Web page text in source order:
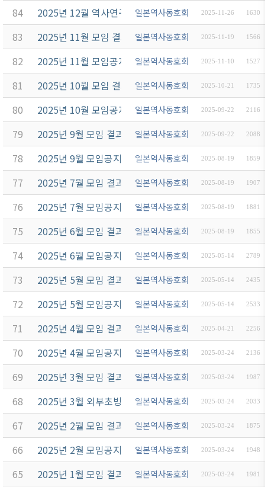
84 2025년 12월 역사연구회 송년회모임공지
일본역사동호회 2025-11-26 1630
83 2025년 11월 모임 결과보고일본역사동호회 2025-11-19 1566
82 2025년 11월 모임공지 일본역사동호회 2025-11-10 1527
81 2025년 10월 모임 결과보고일본역사동호회 2025-10-21 1735
80 2025년 10월 모임공지 일본역사동호회 2025-09-22 2116
79 2025년 9월 모임 결과보고일본역사동호회 2025-09-22 2088
78 2025년 9월 모임공지 일본역사동호회 2025-08-19 1859
77 2025년 7월 모임 결과보고일본역사동호회 2025-08-19 1907
76 2025년 7월 모임공지 일본역사동호회 2025-08-19 1881
75 2025년 6월 모임 결과보고일본역사동호회 2025-08-19 1855
74 2025년 6월 모임공지 일본역사동호회 2025-05-14 2789
73 2025년 5월 모임 결과보고일본역사동호회 2025-05-14 2435
72 2025년 5월 모임공지 일본역사동호회 2025-05-14 2533
71 2025년 4월 모임 결과보고일본역사동호회 2025-04-21 2256
70 2025년 4월 모임공지 일본역사동호회 2025-03-24 2136
69 2025년 3월 모임 결과보고일본역사동호회 2025-03-24 1987
68 2025년 3월 외부초빙강사 강의일본역사동호회 2025-03-24 2033
67 2025년 2월 모임 결과보고일본역사동호회 2025-03-24 1875
66 2025년 2월 모임공지 일본역사동호회 2025-03-24 1948
65 2025년 1월 모임 결과보고일본역사동호회 2025-03-24 1981